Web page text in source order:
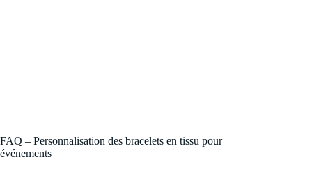
FAQ – Personnalisation des bracelets en tissu pour
événements